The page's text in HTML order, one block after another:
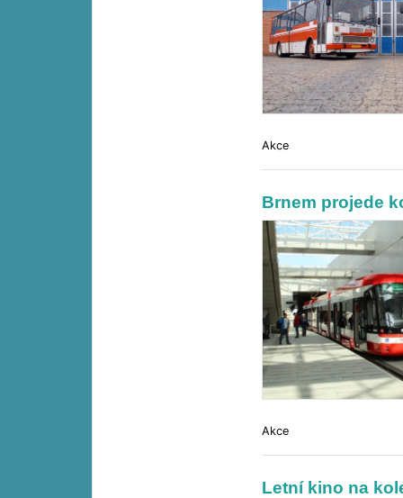
Akce
Brnem projede
Akce
Letní kino na